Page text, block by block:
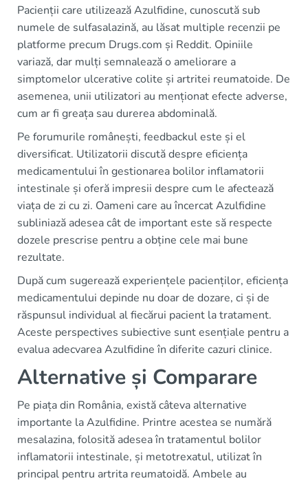
Pacienții care utilizează Azulfidine, cunoscută sub
numele de sulfasalazină, au lăsat multiple recenzii pe
platforme precum Drugs.com și Reddit. Opiniile
variază, dar mulți semnalează o ameliorare a
simptomelor ulcerative colite și artritei reumatoide. De
asemenea, unii utilizatori au menționat efecte adverse,
cum ar fi greața sau durerea abdominală.
Pe forumurile românești, feedbackul este și el
diversificat. Utilizatorii discută despre eficiența
medicamentului în gestionarea bolilor inflamatorii
intestinale și oferă impresii despre cum le afectează
viața de zi cu zi. Oameni care au încercat Azulfidine
subliniază adesea cât de important este să respecte
dozele prescrise pentru a obține cele mai bune
rezultate.
După cum sugerează experiențele pacienților, eficiența
medicamentului depinde nu doar de dozare, ci și de
răspunsul individual al fiecărui pacient la tratament.
Aceste perspectives subiective sunt esențiale pentru a
evalua adecvarea Azulfidine în diferite cazuri clinice.
Alternative și Comparare
Pe piața din România, există câteva alternative
importante la Azulfidine. Printre acestea se numără
mesalazina, folosită adesea în tratamentul bolilor
inflamatorii intestinale, și metotrexatul, utilizat în
principal pentru artrita reumatoidă. Ambele au